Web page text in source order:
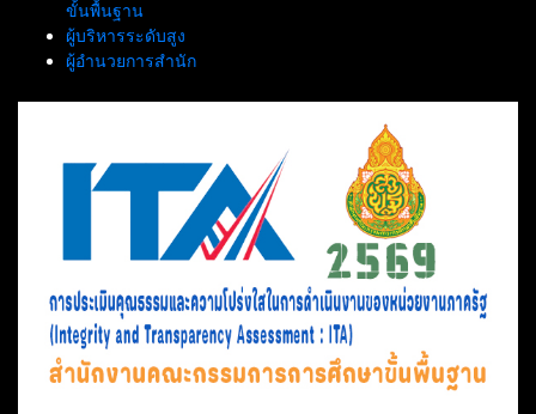
ขั้นพื้นฐาน
ผู้บริหารระดับสูง
ผู้อำนวยการสำนัก